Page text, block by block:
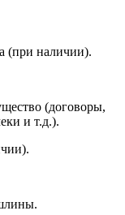
(при наличии).
(договоры,
и т.д.).